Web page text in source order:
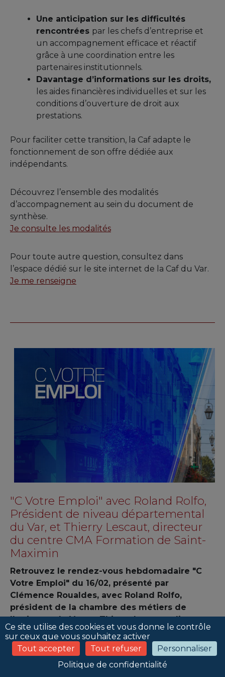
Une anticipation sur les difficultés
rencontrées par les chefs d’entreprise et
un accompagnement efficace et réactif
grâce à une coordination entre les
partenaires institutionnels.
Davantage d’informations sur les droits,
les aides financières individuelles et sur les
conditions d’ouverture de droit aux
prestations.
Pour faciliter cette transition, la Caf adapte le
fonctionnement de son offre dédiée aux
indépendants.
Découvrez l’ensemble des modalités
d’accompagnement au sein du document de
synthèse.
Je consulte les modalités
Pour toute autre question, consultez dans
l’espace dédié sur le site internet de la Caf du Var.
Je me renseigne
"C Votre Emploi" avec Roland Rolfo,
Président de niveau départemental
du Var, et Thierry Lescaut, directeur
du centre CMA Formation de Saint-
Maximin
Retrouvez le rendez-vous hebdomadaire "C
Votre Emploi" du 16/02, présenté par
Clémence Roualdes, avec Roland Rolfo,
président de la chambre des métiers de
l'artisanat du Var, et Thierry Lescaut, directeur
du centre CMA Formation de Saint-Maximin.
en partenariat avec La Varappe, sur BFM
Toulon Var.
Ce site utilise des cookies et vous donne le contrôle
sur ceux que vous souhaitez activer
Tout accepter
Tout refuser
Personnaliser
Politique de confidentialité